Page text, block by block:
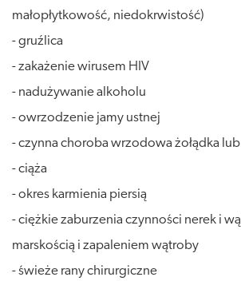
małopłytkowość, niedokrwistość)
- gruźlica
- zakażenie wirusem HIV
- nadużywanie alkoholu
- owrzodzenie jamy ustnej
- czynna choroba wrzodowa żołądka
- ciąża
- okres karmienia piersią
- ciężkie zaburzenia czynności nerek i
marskością i zapaleniem wątroby
- świeże rany chirurgiczne